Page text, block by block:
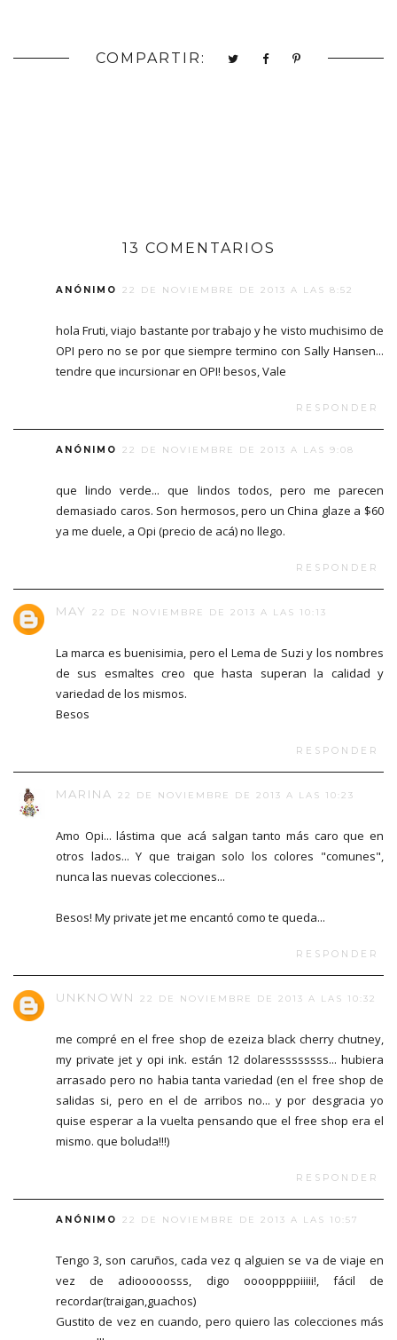
COMPARTIR:
13 COMENTARIOS
ANÓNIMO 22 DE NOVIEMBRE DE 2013 A LAS 8:52
hola Fruti, viajo bastante por trabajo y he visto muchisimo de
OPI pero no se por que siempre termino con Sally Hansen...
tendre que incursionar en OPI! besos, Vale
RESPONDER
ANÓNIMO 22 DE NOVIEMBRE DE 2013 A LAS 9:08
que lindo verde... que lindos todos, pero me parecen
demasiado caros. Son hermosos, pero un China glaze a $60
ya me duele, a Opi (precio de acá) no llego.
RESPONDER
MAY 22 DE NOVIEMBRE DE 2013 A LAS 10:13
La marca es buenisimia, pero el Lema de Suzi y los nombres
de sus esmaltes creo que hasta superan la calidad y
variedad de los mismos.
Besos
RESPONDER
MARINA 22 DE NOVIEMBRE DE 2013 A LAS 10:23
Amo Opi... lástima que acá salgan tanto más caro que en
otros lados... Y que traigan solo los colores "comunes",
nunca las nuevas colecciones...
Besos! My private jet me encantó como te queda...
RESPONDER
UNKNOWN 22 DE NOVIEMBRE DE 2013 A LAS 10:32
me compré en el free shop de ezeiza black cherry chutney,
my private jet y opi ink. están 12 dolaressssssss... hubiera
arrasado pero no habia tanta variedad (en el free shop de
salidas si, pero en el de arribos no... y por desgracia yo
quise esperar a la vuelta pensando que el free shop era el
mismo. que boluda!!!)
RESPONDER
ANÓNIMO 22 DE NOVIEMBRE DE 2013 A LAS 10:57
Tengo 3, son caruños, cada vez q alguien se va de viaje en
vez de adiooooosss, digo ooooppppiiiii!, fácil de
recordar(traigan,guachos)
Gustito de vez en cuando, pero quiero las colecciones más